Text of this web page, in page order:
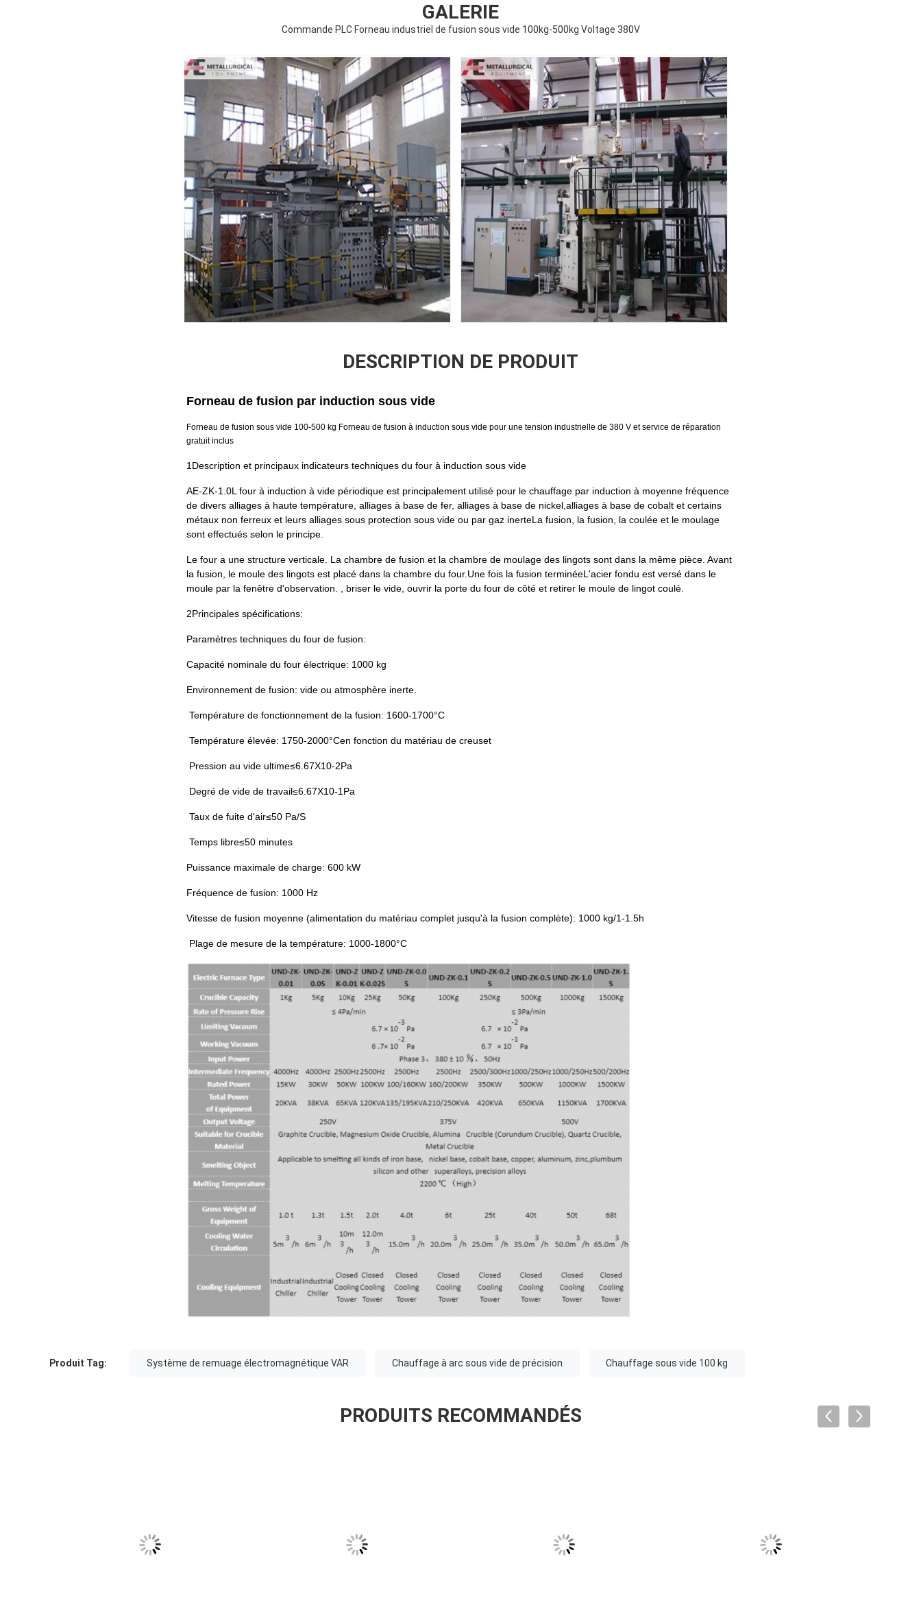
GALERIE
Commande PLC Forneau industriel de fusion sous vide 100kg-500kg Voltage 380V
DESCRIPTION DE PRODUIT
Forneau de fusion par induction sous vide
Forneau de fusion sous vide 100-500 kg Forneau de fusion à induction sous vide pour une tension industrielle de 380 V et service de réparation
gratuit inclus
1Description et principaux indicateurs techniques du four à induction sous vide
AE-ZK-1.0L four à induction à vide périodique est principalement utilisé pour le chauffage par induction à moyenne fréquence
de divers alliages à haute température, alliages à base de fer, alliages à base de nickel,alliages à base de cobalt et certains
métaux non ferreux et leurs alliages sous protection sous vide ou par gaz inerteLa fusion, la fusion, la coulée et le moulage
sont effectués selon le principe.
Le four a une structure verticale. La chambre de fusion et la chambre de moulage des lingots sont dans la même pièce. Avant
la fusion, le moule des lingots est placé dans la chambre du four.Une fois la fusion terminéeL'acier fondu est versé dans le
moule par la fenêtre d'observation. , briser le vide, ouvrir la porte du four de côté et retirer le moule de lingot coulé.
2Principales spécifications:
Paramètres techniques du four de fusion:
Capacité nominale du four électrique: 1000 kg
Environnement de fusion: vide ou atmosphère inerte.
Température de fonctionnement de la fusion: 1600-1700°C
Température élevée: 1750-2000°Cen fonction du matériau de creuset
Pression au vide ultime≤6.67X10-2Pa
Degré de vide de travail≤6.67X10-1Pa
Taux de fuite d'air≤50 Pa/S
Temps libre≤50 minutes
Puissance maximale de charge: 600 kW
Fréquence de fusion: 1000 Hz
Vitesse de fusion moyenne (alimentation du matériau complet jusqu'à la fusion complète): 1000 kg/1-1.5h
Plage de mesure de la température: 1000-1800°C
Produit Tag: Système de remuage électromagnétique VAR Chauffage à arc sous vide de précision Chauffage sous vide 100 kg
PRODUITS RECOMMANDÉS